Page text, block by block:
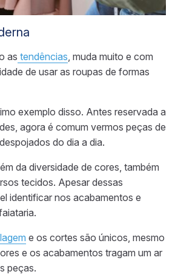
as tendências , muda muito e com
de usar as roupas de formas
exemplo disso. Antes reservada a
agora é comum vermos peças de
do dia a dia.
da diversidade de cores, também
tecidos. Apesar dessas
identificar nos acabamentos e
e os cortes são únicos, mesmo
e os acabamentos tragam um ar
peças.